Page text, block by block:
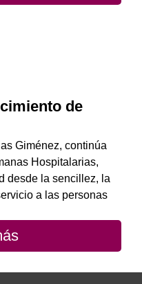
de
Giménez, continúa
Hospitalarias,
desde la sencillez, la
a las personas